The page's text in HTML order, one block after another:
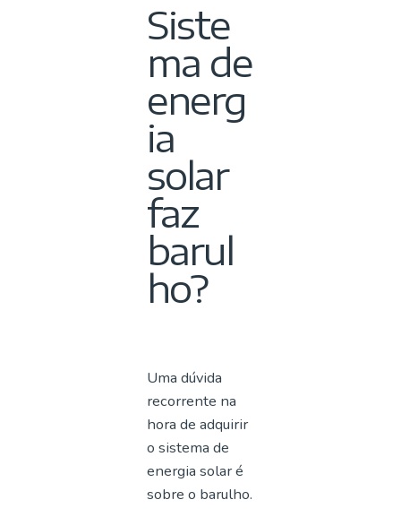
Siste
ma de
energ
ia
solar
faz
barul
ho?
Uma dúvida
recorrente na
hora de adquirir
o sistema de
energia solar é
sobre o barulho.